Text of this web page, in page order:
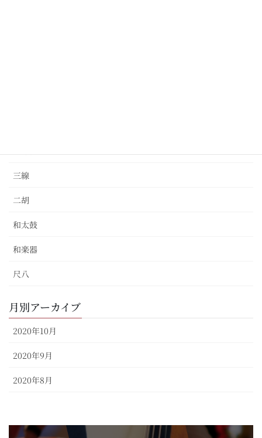
三線
二胡
和太鼓
和楽器
尺八
月別アーカイブ
2020年10月
2020年9月
2020年8月